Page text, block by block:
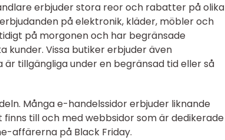
erbjuder stora reor och rabatter på olika
på elektronik, kläder, möbler och
på morgonen och har begränsade
Vissa butiker erbjuder även
tillgängliga under en begränsad tid eller så
Många e-handelssidor erbjuder liknande
till och med webbsidor som är dedikerade
affärerna på Black Friday.